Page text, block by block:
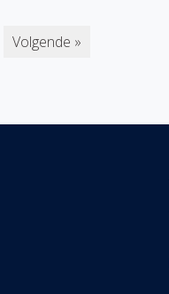
Volgende »